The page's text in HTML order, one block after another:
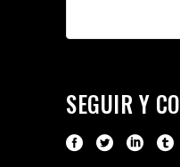
SEGUIR Y